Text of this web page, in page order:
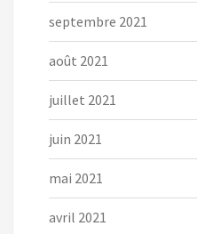
septembre 2021
août 2021
juillet 2021
juin 2021
mai 2021
avril 2021